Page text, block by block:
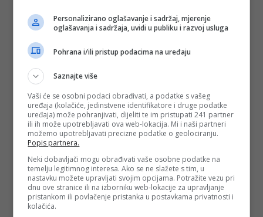
Personalizirano oglašavanje i sadržaj, mjerenje
oglašavanja i sadržaja, uvidi u publiku i razvoj usluga
Pohrana i/ili pristup podacima na uređaju
Saznajte više
Vaši će se osobni podaci obrađivati, a podatke s vašeg
uređaja (kolačiće, jedinstvene identifikatore i druge podatke
uređaja) može pohranjivati, dijeliti te im pristupati 241 partner
ili ih može upotrebljavati ova web-lokacija. Mi i naši partneri
možemo upotrebljavati precizne podatke o geolociranju.
Popis partnera.
Neki dobavljači mogu obrađivati vaše osobne podatke na
temelju legitimnog interesa. Ako se ne slažete s tim, u
nastavku možete upravljati svojim opcijama. Potražite vezu pri
dnu ove stranice ili na izborniku web-lokacije za upravljanje
pristankom ili povlačenje pristanka u postavkama privatnosti i
kolačića.